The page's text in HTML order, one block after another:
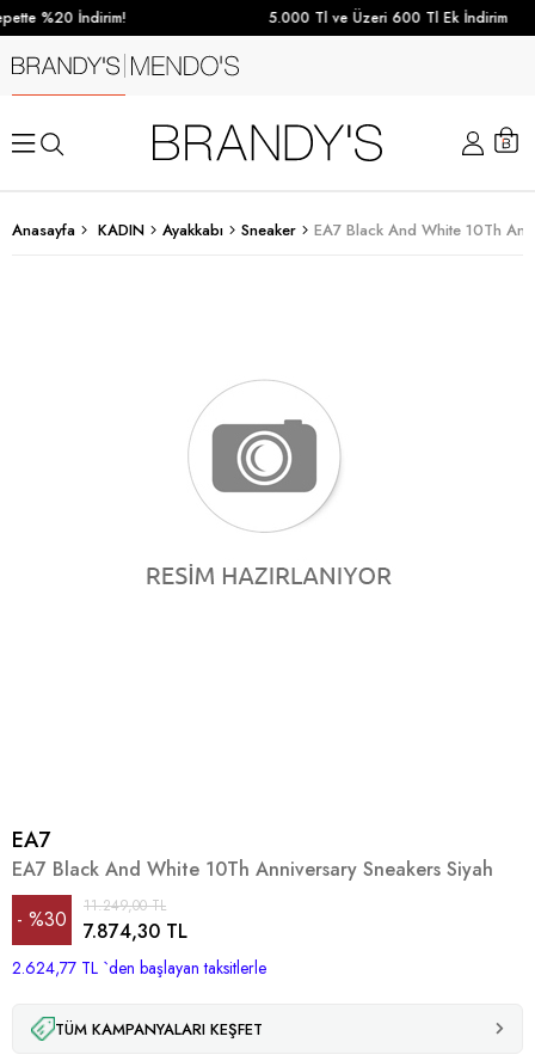
%20 İndirim! 5.000 Tl ve Üzeri 600 Tl Ek İndirim
Anasayfa KADIN Ayakkabı Sneaker EA7 Black And White 10Th
EA7
EA7 Black And White 10Th Anniversary Sneakers Siyah
%30
İndirim
11.249,00 TL
7.874,30 TL
2.624,77 TL `den başlayan taksitlerle
TÜM KAMPANYALARI KEŞFET